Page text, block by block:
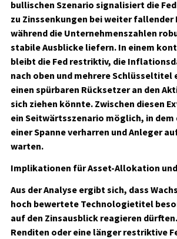
bullischen Szenario signalisiert die
zu Zinssenkungen bei weiter
während die Unternehmenszahlen
stabile Ausblicke liefern. In einem
bleibt die Fed restriktiv, die
nach oben und mehrere Schlüsseltitel
einen spürbaren Rücksetzer an den
sich ziehen könnte. Zwischen diesen
ein Seitwärtsszenario möglich, in dem
einer Spanne verharren und Anleger
warten.
Implikationen für Asset-Allokation
Aus der Analyse ergibt sich, dass
hoch bewertete Technologietitel
auf den Zinsausblick reagieren
Renditen oder eine länger restriktive